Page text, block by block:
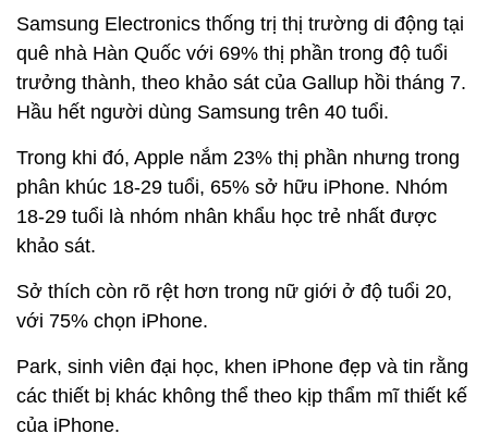
Samsung Electronics thống trị thị trường di động tại
quê nhà Hàn Quốc với 69% thị phần trong độ tuổi
trưởng thành, theo khảo sát của Gallup hồi tháng 7.
Hầu hết người dùng Samsung trên 40 tuổi.
Trong khi đó, Apple nắm 23% thị phần nhưng trong
phân khúc 18-29 tuổi, 65% sở hữu iPhone. Nhóm
18-29 tuổi là nhóm nhân khẩu học trẻ nhất được
khảo sát.
Sở thích còn rõ rệt hơn trong nữ giới ở độ tuổi 20,
với 75% chọn iPhone.
Park, sinh viên đại học, khen iPhone đẹp và tin rằng
các thiết bị khác không thể theo kịp thẩm mĩ thiết kế
của iPhone.